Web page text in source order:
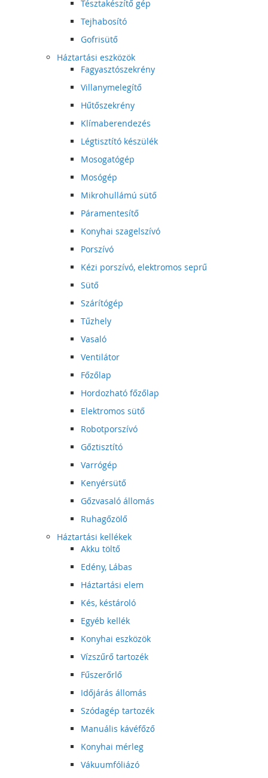
Tésztakészítő gép
Tejhabosító
Gofrisütő
Háztartási eszközök
Fagyasztószekrény
Villanymelegítő
Hűtőszekrény
Klímaberendezés
Légtisztító készülék
Mosogatógép
Mosógép
Mikrohullámú sütő
Páramentesítő
Konyhai szagelszívó
Porszívó
Kézi porszívó, elektromos seprű
Sütő
Szárítógép
Tűzhely
Vasaló
Ventilátor
Főzőlap
Hordozható főzőlap
Elektromos sütő
Robotporszívó
Gőztisztító
Varrógép
Kenyérsütő
Gőzvasaló állomás
Ruhagőzölő
Háztartási kellékek
Akku töltő
Edény, Lábas
Háztartási elem
Kés, késtároló
Egyéb kellék
Konyhai eszközök
Vízszűrő tartozék
Fűszerőrlő
Időjárás állomás
Szódagép tartozék
Manuális kávéfőző
Konyhai mérleg
Vákuumfóliázó